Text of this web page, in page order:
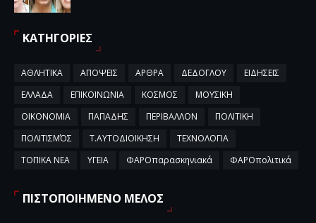
ΚΑΤΗΓΟΡΙΕΣ
ΑΘΛΗΤΙΚΑ ΑΠΟΨΕΙΣ ΑΡΘΡΑ ΔΕΔΟΓΛΟΥ
ΕΙΔΗΣΕΙΣ
ΕΛΛΑΔΑ
ΕΠΙΚΟΙΝΩΝΙΑ ΚΟΣΜΟΣ
ΜΟΥΣΙΚΗ
ΟΙΚΟΝΟΜΙΑ
ΠΑΠΑΔΗΣ ΠΕΡΙΒΑΛΛΟΝ
ΠΟΛΙΤΙΚΗ
ΠΟΛΙΤΙΣΜΌΣ
Τ.ΑΥΤΟΔΙΟΙΚΗΣΗ
ΤΕΧΝΟΛΟΓΙΑ
ΤΟΠΙΚΑ ΝΕΑ
ΥΓΕΙΑ ΦΑΡΟπαρασκηνιακά ΦΑΡΟπολιτικά
ΠΙΣΤΟΠΟΙΗΜΕΝΟ ΜΕΛΟΣ